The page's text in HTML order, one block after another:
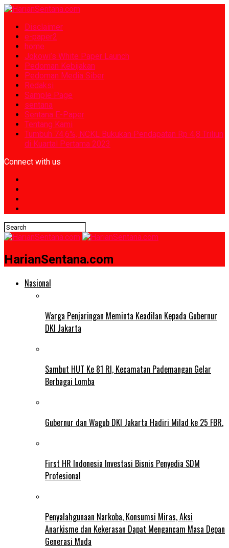
Disclaimer
e-paper2
home
Jokowi’s White Paper Launch
Pedoman Kebijakan
Pedoman Media Siber
Redaksi
Sample Page
sentana
Sentana E-Paper
Tentang Kami
Tumbuh 74,6%, NCKL Bukukan Pendapatan Rp 4,8 Triliun
di Kuartal Pertama 2023
Connect with us
HarianSentana.com
Nasional
Warga Penjaringan Meminta Keadilan Kepada Gubernur
DKI Jakarta
Sambut HUT Ke 81 RI, Kecamatan Pademangan Gelar
Berbagai Lomba
Gubernur dan Wagub DKI Jakarta Hadiri Milad ke 25 FBR.
First HR Indonesia Investasi Bisnis Penyedia SDM
Profesional
Penyalahgunaan Narkoba, Konsumsi Miras, Aksi
Anarkisme dan Kekerasan Dapat Mengancam Masa Depan
Generasi Muda